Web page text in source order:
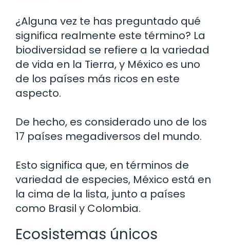
¿Alguna vez te has preguntado qué
significa realmente este término? La
biodiversidad se refiere a la variedad
de vida en la Tierra, y México es uno
de los países más ricos en este
aspecto.
De hecho, es considerado uno de los
17 países megadiversos del mundo.
Esto significa que, en términos de
variedad de especies, México está en
la cima de la lista, junto a países
como Brasil y Colombia.
Ecosistemas únicos